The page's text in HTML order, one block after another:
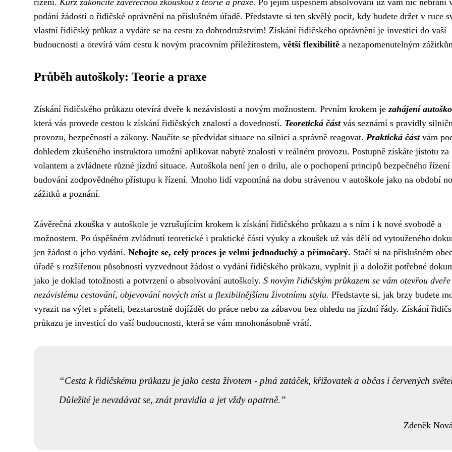
řízení. Kurz zakončíte závěrečnou zkouškou z teorie a praxe. Po jejím úspěšném absolvování už vám nic nebrání
podání žádosti o řidičské oprávnění na příslušném úřadě. Představte si ten skvělý pocit, kdy budete držet v ruce
vlastní řidičský průkaz a vydáte se na cestu za dobrodružstvím! Získání řidičského oprávnění je investicí do vaší
budoucnosti a otevírá vám cestu k novým pracovním příležitostem, větší flexibilitě a nezapomenutelným
Průběh autoškoly: Teorie a praxe
Získání řidičského průkazu otevírá dveře k nezávislosti a novým možnostem. Prvním krokem jezahájení
která vás provede cestou k získání řidičských znalostí a dovedností. Teoretická částvás seznámí s pravidly
provozu, bezpečností a zákony. Naučíte se předvídat situace na silnici a správně reagovat. Praktická částvám
dohledem zkušeného instruktora umožní aplikovat nabyté znalosti v reálném provozu. Postupně získáte jistotu za
volantem a zvládnete různé jízdní situace. Autoškola není jen o drilu, ale o pochopení principů bezpečného řízení
budování zodpovědného přístupu k řízení. Mnoho lidí vzpomíná na dobu strávenou v autoškole jako na období
zážitků a poznání.
Závěrečná zkouška v autoškole je vzrušujícím krokem k získání řidičského průkazu a s ním i k nové svobodě a
možnostem. Po úspěšném zvládnutí teoretické i praktické části výuky a zkoušek už vás dělí od vytouženého
jen žádost o jeho vydání. Nebojte se, celý proces je velmi jednoduchý a přímočarý. Stačí si na příslušném
úřadě s rozšířenou působností vyzvednout žádost o vydání řidičského průkazu, vyplnit ji a doložit potřebné
jako je doklad totožnosti a potvrzení o absolvování autoškoly. S novým řidičským průkazem se vám otevřou
nezávislému cestování, objevování nových míst a flexibilnějšímu životnímu stylu. Představte si, jak brzy budete
vyrazit na výlet s přáteli, bezstarostně dojíždět do práce nebo za zábavou bez ohledu na jízdní řády. Získání
průkazu je investicí do vaší budoucnosti, která se vám mnohonásobně vrátí.
Cesta k řidičskému průkazu je jako cesta životem - plná zatáček, křižovatek a občas i červených
Důležité je nevzdávat se, znát pravidla a jet vždy opatrně.
Zdeněk